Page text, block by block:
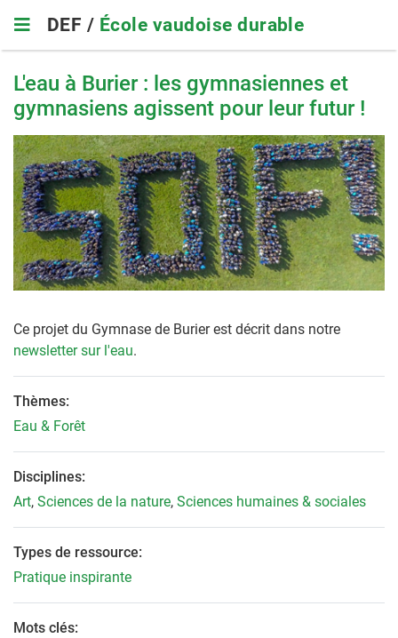
main
navigation
DEF / École vaudoise durable
L'eau à Burier : les gymnasiennes et
gymnasiens agissent pour leur futur !
Ce projet du Gymnase de Burier est décrit dans notre
newsletter sur l'eau.
Thèmes:
Eau & Forêt
Disciplines:
Art, Sciences de la nature, Sciences humaines & sociales
Types de ressource:
Pratique inspirante
Mots clés: